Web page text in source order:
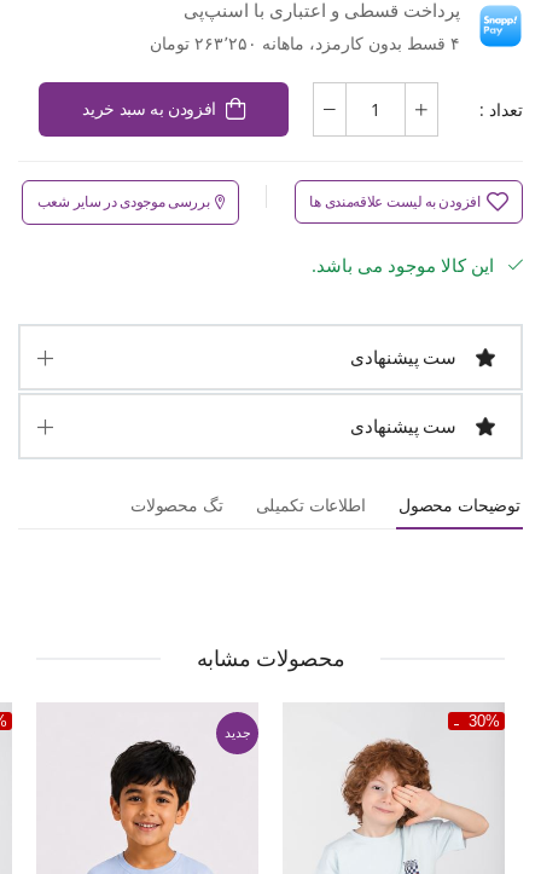
پرداخت قسطی و اعتباری با اسنپ‌پی
۴ قسط بدون کارمزد، ماهانه ۲۶۳٬۲۵۰ تومان
تعداد : افزودن به سبد خرید
افزودن به لیست علاقه‌مندی ها بررسی موجودی در سایر شعب
این کالا موجود می باشد.
ست پیشنهادی
ست پیشنهادی
توضیحات محصول اطلاعات تکمیلی تگ محصولات
محصولات مشابه
30%
جدید